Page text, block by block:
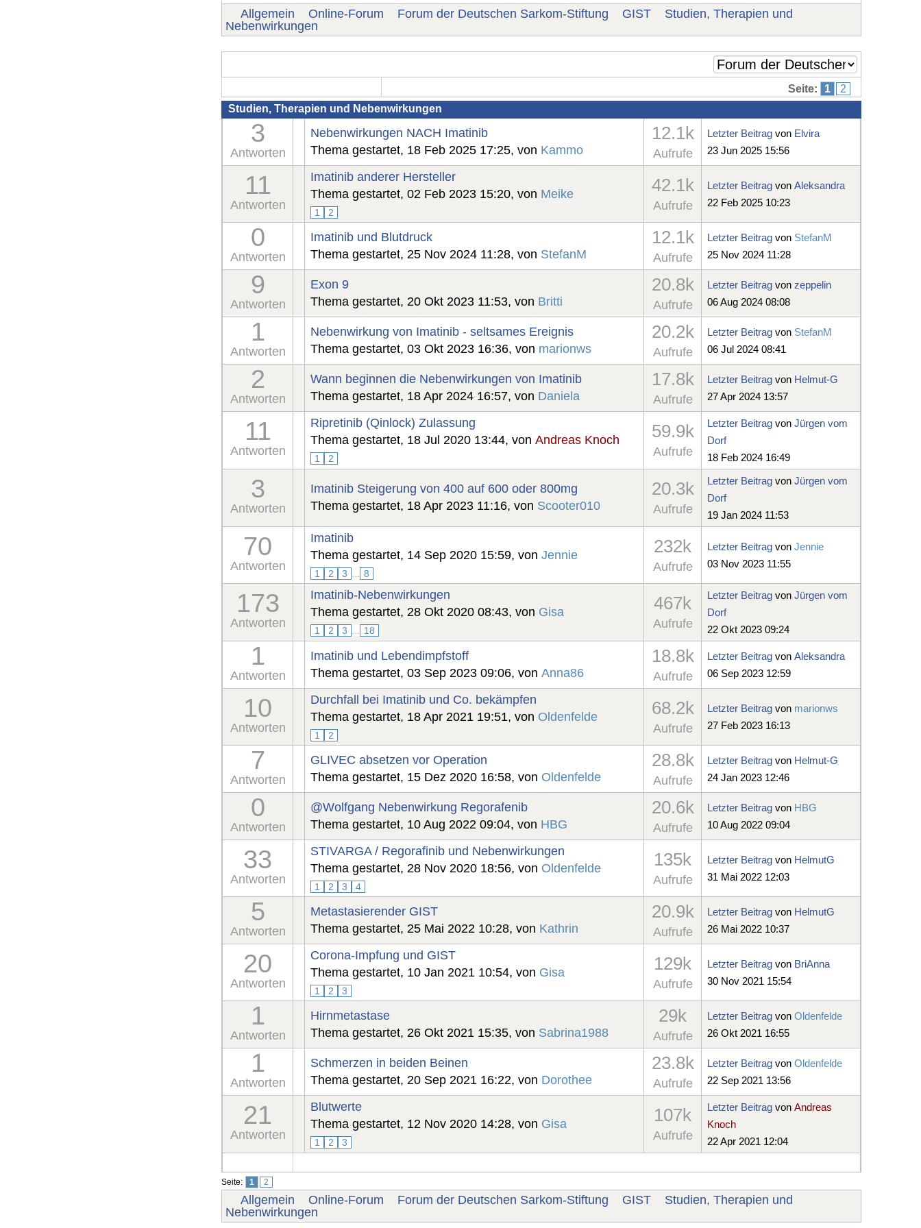
Allgemein Online-Forum Forum der Deutschen Sarkom-Stiftung GIST
Studien, Therapien und
Nebenwirkungen
Seite: 1
2
Studien, Therapien und Nebenwirkungen
3
Antworten
Nebenwirkungen NACH Imatinib
Thema gestartet, 18 Feb 2025 17:25, von Kammo
12.1k
Aufrufe
Letzter Beitrag von Elvira
23 Jun 2025 15:56
11
Antworten
Imatinib anderer Hersteller
Thema gestartet, 02 Feb 2023 15:20, von Meike
1 2
42.1k
Aufrufe
Letzter Beitrag von Aleksandra
22 Feb 2025 10:23
0
Antworten
Imatinib und Blutdruck
Thema gestartet, 25 Nov 2024 11:28, von StefanM
12.1k
Aufrufe
Letzter Beitrag von StefanM
25 Nov 2024 11:28
9
Antworten
Exon 9
Thema gestartet, 20 Okt 2023 11:53, von Britti
20.8k
Aufrufe
Letzter Beitrag von zeppelin
06 Aug 2024 08:08
1
Antworten
Nebenwirkung von Imatinib - seltsames Ereignis
Thema gestartet, 03 Okt 2023 16:36, von marionws
20.2k
Aufrufe
Letzter Beitrag von StefanM
06 Jul 2024 08:41
2
Antworten
Wann beginnen die Nebenwirkungen von Imatinib
Thema gestartet, 18 Apr 2024 16:57, von Daniela
17.8k
Aufrufe
Letzter Beitrag von Helmut-G
27 Apr 2024 13:57
11
Antworten
Ripretinib (Qinlock) Zulassung
Thema gestartet, 18 Jul 2020 13:44, von Andreas Knoch
1 2
59.9k
Aufrufe
Letzter Beitrag von Jürgen vom
Dorf
18 Feb 2024 16:49
3
Antworten
Imatinib Steigerung von 400 auf 600 oder 800mg
Thema gestartet, 18 Apr 2023 11:16, von Scooter010
20.3k
Aufrufe
Letzter Beitrag von Jürgen vom
Dorf
19 Jan 2024 11:53
70
Antworten
Imatinib
Thema gestartet, 14 Sep 2020 15:59, von Jennie
1 2 3 8
232k
Aufrufe
Letzter Beitrag von Jennie
03 Nov 2023 11:55
173
Antworten
Imatinib-Nebenwirkungen
Thema gestartet, 28 Okt 2020 08:43, von Gisa
1 2 3 18
467k
Aufrufe
Letzter Beitrag von Jürgen vom
Dorf
22 Okt 2023 09:24
1
Antworten
Imatinib und Lebendimpfstoff
Thema gestartet, 03 Sep 2023 09:06, von Anna86
18.8k
Aufrufe
Letzter Beitrag von Aleksandra
06 Sep 2023 12:59
10
Antworten
Durchfall bei Imatinib und Co. bekämpfen
Thema gestartet, 18 Apr 2021 19:51, von Oldenfelde
1 2
68.2k
Aufrufe
Letzter Beitrag von marionws
27 Feb 2023 16:13
7
Antworten
GLIVEC absetzen vor Operation
Thema gestartet, 15 Dez 2020 16:58, von Oldenfelde
28.8k
Aufrufe
Letzter Beitrag von Helmut-G
24 Jan 2023 12:46
0
Antworten
@Wolfgang Nebenwirkung Regorafenib
Thema gestartet, 10 Aug 2022 09:04, von HBG
20.6k
Aufrufe
Letzter Beitrag von HBG
10 Aug 2022 09:04
33
Antworten
STIVARGA / Regorafinib und Nebenwirkungen
Thema gestartet, 28 Nov 2020 18:56, von Oldenfelde
1 2 3 4
135k
Aufrufe
Letzter Beitrag von HelmutG
31 Mai 2022 12:03
5
Antworten
Metastasierender GIST
Thema gestartet, 25 Mai 2022 10:28, von Kathrin
20.9k
Aufrufe
Letzter Beitrag von HelmutG
26 Mai 2022 10:37
20
Antworten
Corona-Impfung und GIST
Thema gestartet, 10 Jan 2021 10:54, von Gisa
1 2 3
129k
Aufrufe
Letzter Beitrag von BriAnna
30 Nov 2021 15:54
1
Antworten
Hirnmetastase
Thema gestartet, 26 Okt 2021 15:35, von Sabrina1988
29k
Aufrufe
Letzter Beitrag von Oldenfelde
26 Okt 2021 16:55
1
Antworten
Schmerzen in beiden Beinen
Thema gestartet, 20 Sep 2021 16:22, von Dorothee
23.8k
Aufrufe
Letzter Beitrag von Oldenfelde
22 Sep 2021 13:56
21
Antworten
Blutwerte
Thema gestartet, 12 Nov 2020 14:28, von Gisa
1 2 3
107k
Aufrufe
Letzter Beitrag von Andreas
Knoch
22 Apr 2021 12:04
Seite: 1 2
Allgemein Online-Forum Forum der Deutschen Sarkom-Stiftung GIST
Studien, Therapien und
Nebenwirkungen